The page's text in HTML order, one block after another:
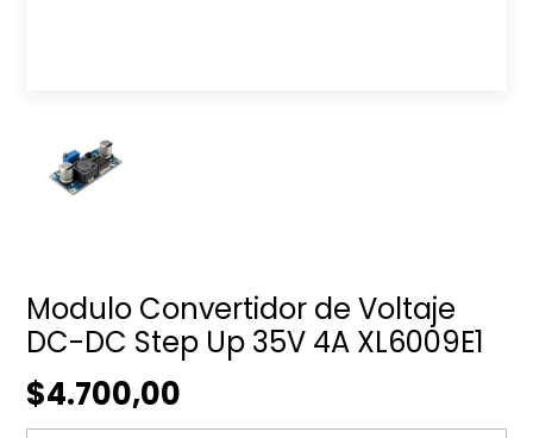
Modulo Convertidor de Voltaje
DC-DC Step Up 35V 4A XL6009E1
$4.700,00